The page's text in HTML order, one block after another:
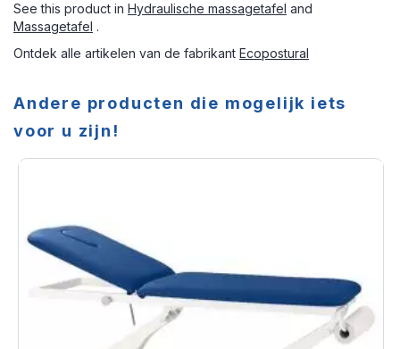
See this product in Hydraulische massagetafel and
Massagetafel .
Ontdek alle artikelen van de fabrikant Ecopostural
Andere producten die mogelijk iets
voor u zijn!